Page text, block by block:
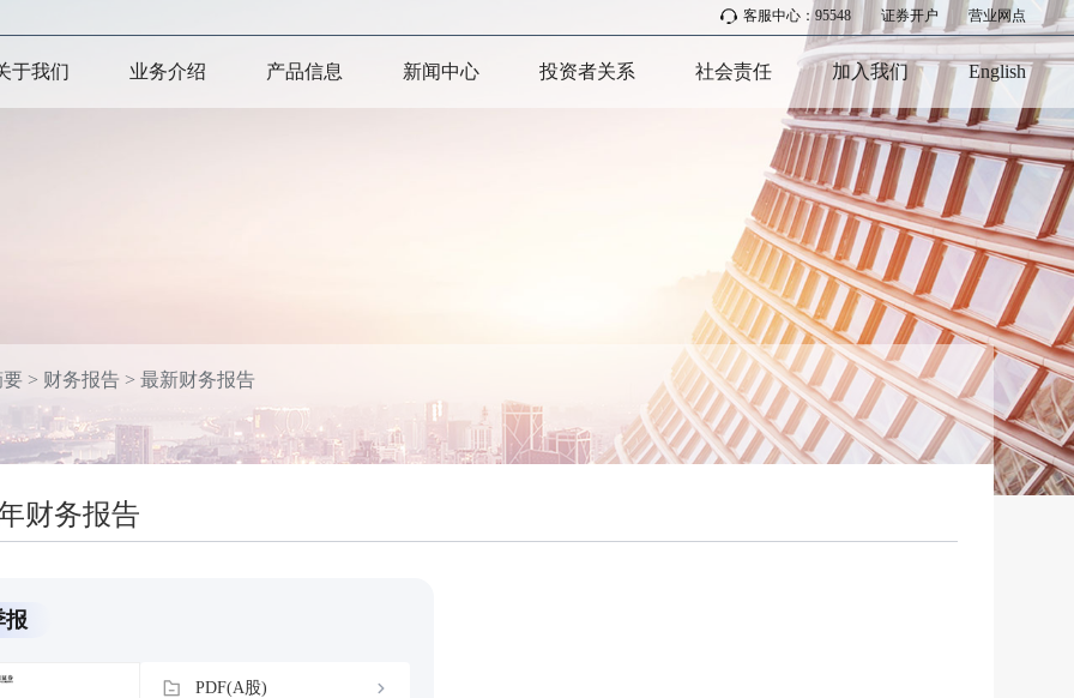
客服中心：95548 | 证券开户 营业网点
于我们 业务介绍 产品信息 新闻中心 投资者关系 社会责任 加入我们 English
要 > 财务报告 >最新财务报告
财务报告
报
PDF(A股)